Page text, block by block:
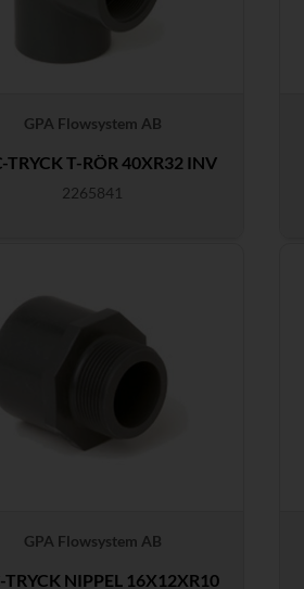
GPA Flowsystem AB
TRYCK T-RÖR 40XR32 INV
2265841
GPA Flowsystem AB
TRYCK NIPPEL 16X12XR10